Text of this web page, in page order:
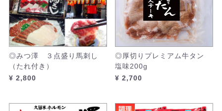
◎みつ澤 ３点盛り馬刺し
（たれ付き）
¥ 2,800
◎厚切りプレミアム牛タン
塩味200g
¥ 2,700